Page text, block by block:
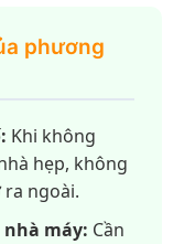
phương
Khi không
hẹp, không
ngoài.
máy: Cần